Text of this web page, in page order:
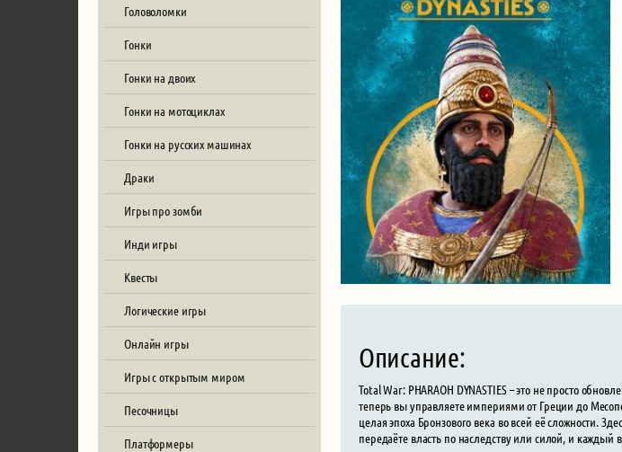
Головоломки
Гонки
Гонки на двоих
Гонки на мотоциклах
Гонки на русских машинах
Драки
Игры про зомби
Инди игры
Квесты
Логические игры
Онлайн игры
Игры с открытым миром
Песочницы
Платформеры
Описание:
Total War: PHARAOH DYNASTIES – это не просто
теперь вы управляете империями от Греции до
целая эпоха Бронзового века во всей её сложности.
передаёте власть по наследству или силой, и каждый